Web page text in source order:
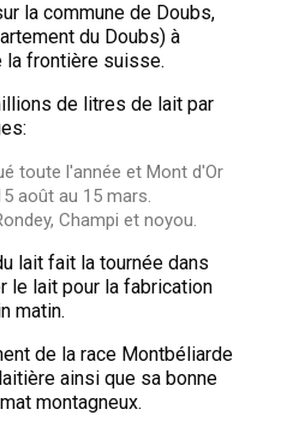
la commune de Doubs,
du Doubs) à
frontière suisse.
de litres de lait par
toute l'année et Mont d'Or
août au 15 mars.
Champi et noyou.
lait fait la tournée dans
le lait pour la fabrication
matin.
de la race Montbéliarde
ainsi que sa bonne
montagneux.